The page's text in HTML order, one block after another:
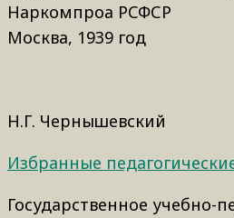
Наркомпроа РСФСР
Москва, 1939 год
Н.Г. Чернышевский
Избранные
Государственное учебно-